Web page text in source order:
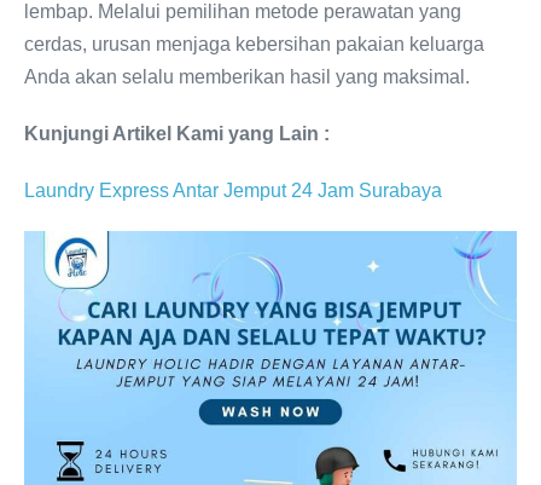
lembap. Melalui pemilihan metode perawatan yang
cerdas, urusan menjaga kebersihan pakaian keluarga
Anda akan selalu memberikan hasil yang maksimal.
Kunjungi Artikel Kami yang Lain :
Laundry Express Antar Jemput 24 Jam Surabaya